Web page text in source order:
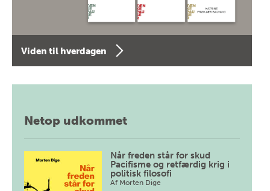
Viden til hverdagen
Netop udkommet
Når freden står for skud
Pacifisme og retfærdig krig i
politisk filosofi
Af Morten Dige